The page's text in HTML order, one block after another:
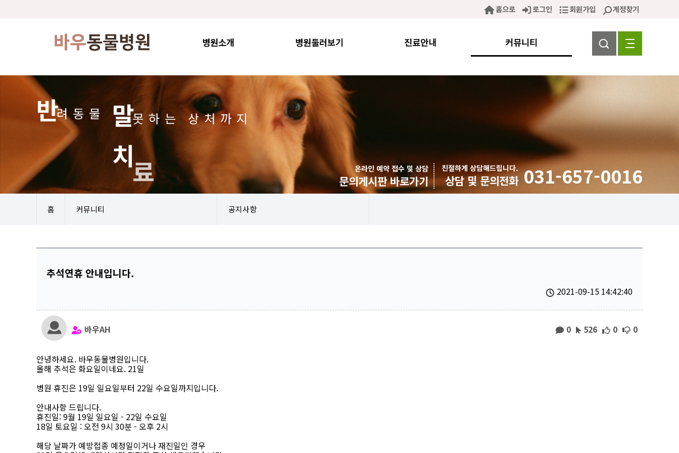
로그인 회원가입 계정찾기
홈으로
병원소개 병원둘러보기 진료안내 커뮤니티
반려동물 말못하는 상처까지
치료 합니다.
온라인 예약 접수 및 상담
문의게시판 바로가기
친절하게 상담해드립니다.
상담 및 문의전화 031-657-0016
홈 커뮤니티 공지사항
추석연휴 안내입니다.
2021-09-15 14:42:40
바우AH 0 526 0 0
안녕하세요. 바우동물병원입니다.
올해 추석은 화요일이네요. 21일
병원 휴진은 19일 일요일부터 22일 수요일까지입니다.
안내사항 드립니다.
휴진일: 9월 19일 일요일 - 22일 수요일
18일 토요일 : 오전 9시 30분 - 오후 2시
해당 날짜가 예방접종 예정일이거나 재진일인 경우